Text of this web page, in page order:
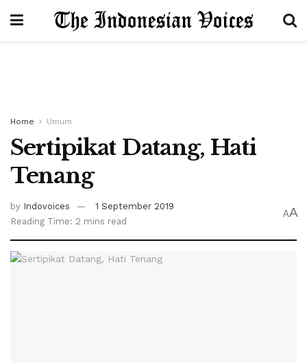
Home Umum
Sertipikat Datang, Hati
Tenang
by Indovoices
1 September 2019
Reading Time: 2 mins read
AA